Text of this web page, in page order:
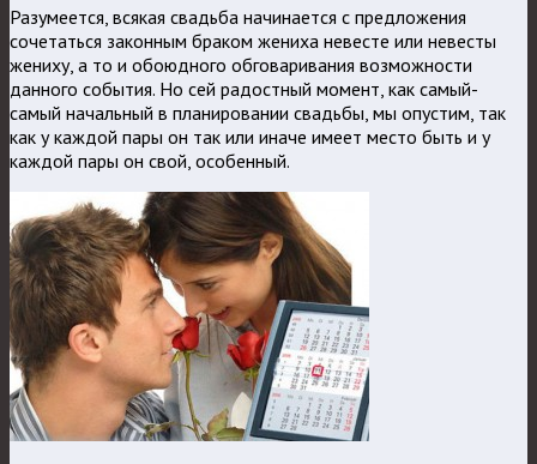
Разумеется, всякая свадьба начинается с предложения
сочетаться законным браком жениха невесте или невесты
жениху, а то и обоюдного обговаривания возможности
данного события. Но сей радостный момент, как самый-
самый начальный в планировании свадьбы, мы опустим, так
как у каждой пары он так или иначе имеет место быть и у
каждой пары он свой, особенный.